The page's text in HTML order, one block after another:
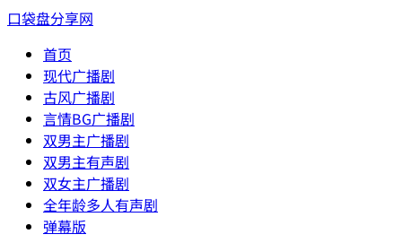
口袋盘分享网
首页
现代广播剧
古风广播剧
言情BG广播剧
双男主广播剧
双男主有声剧
双女主广播剧
全年龄多人有声剧
弹幕版